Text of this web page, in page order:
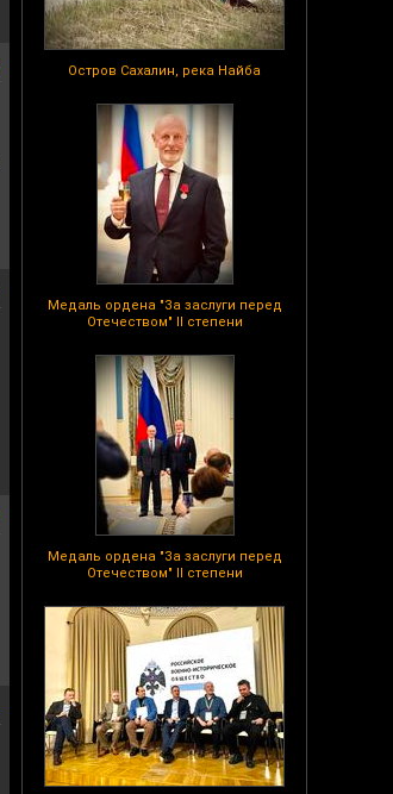
Остров Сахалин, река Найба
Медаль ордена "За заслуги перед
Отечеством" II степени
Медаль ордена "За заслуги перед
Отечеством" II степени